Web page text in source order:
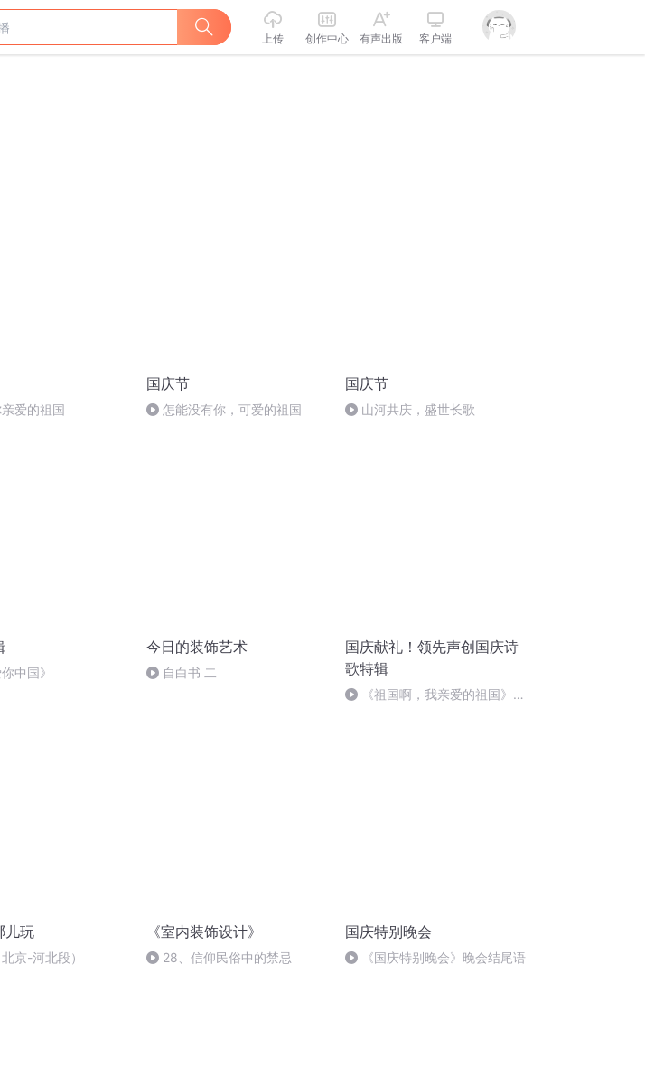
上传 创作中心 有声出版 客户端
爱的祖国
国庆节
怎能没有你，可爱的祖国
国庆节
山河共庆，盛世长歌
中国》
今日的装饰艺术
自白书 二
国庆献礼！领先声创国庆诗
歌特辑
《祖国啊，我亲爱的祖国》温
儿玩
京-河北段）
《室内装饰设计》
28、信仰民俗中的禁忌
国庆特别晚会
《国庆特别晚会》晚会结尾语